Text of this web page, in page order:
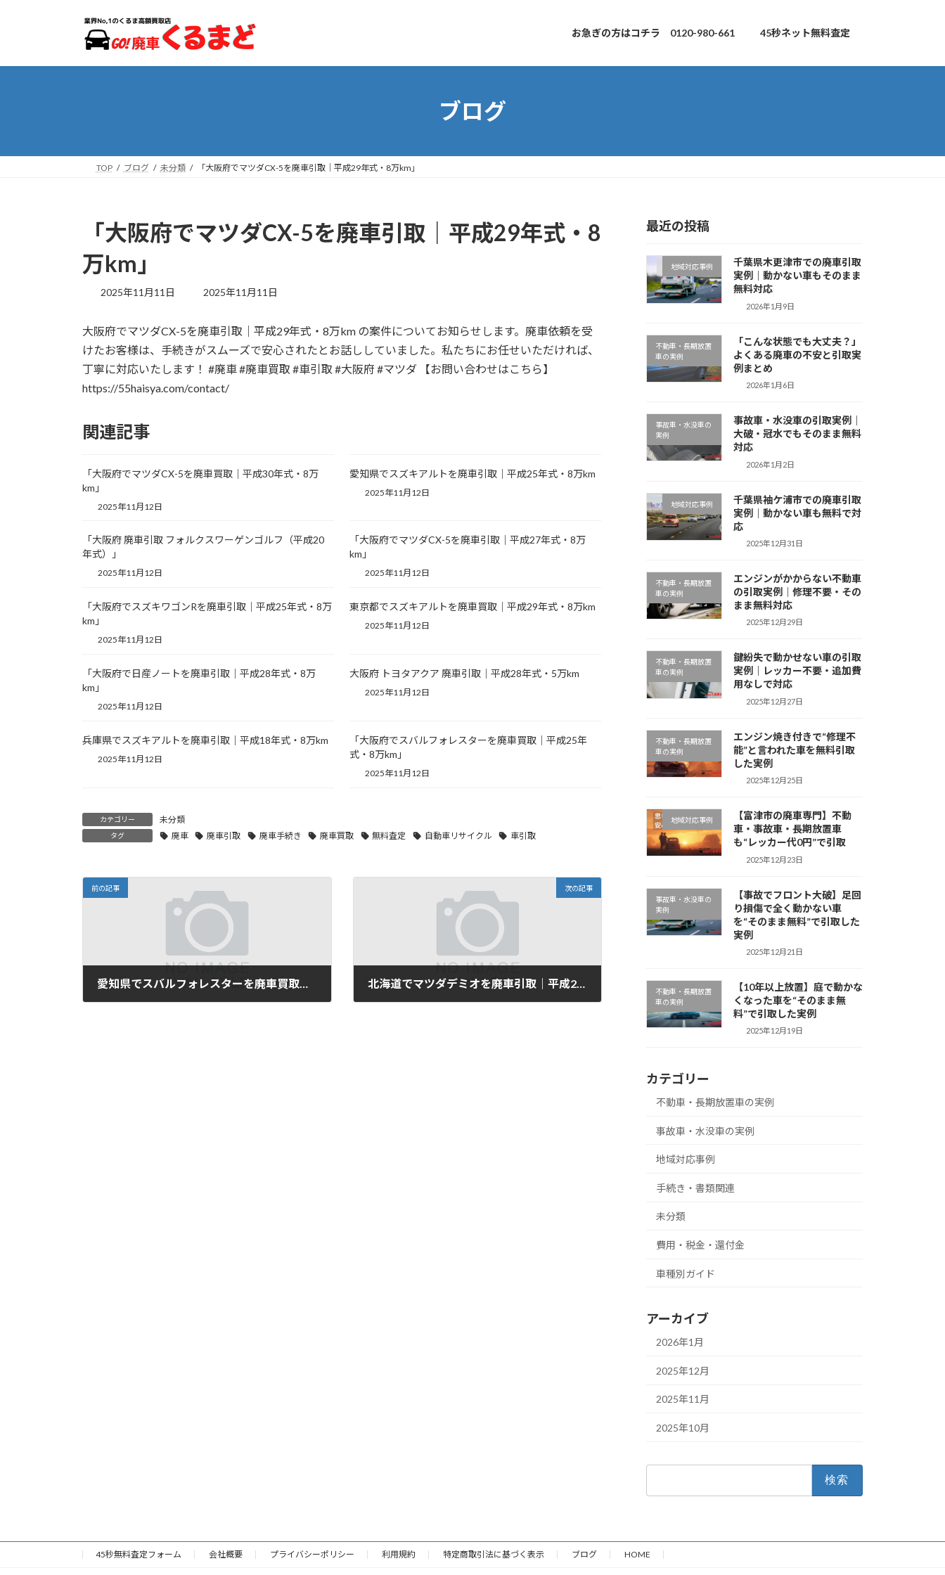
プ
動
お急ぎの方はコチラ 0120-980-661 45秒ネット無料査定
ブログ
TOP ブログ 未分類 「大阪府でマツダCX-5を廃車引取｜平成29年式・8万km」
「大阪府でマツダCX-5を廃車引取｜平成29年式・8
万km」
2025年11月11日
最
新
日
2025年11月11日
大阪府でマツダCX-5を廃車引取｜平成29年式・8万km の案件についてお知らせします。廃車依頼を受
けたお客様は、手続きがスムーズで安心されたとお話ししていました。私たちにお任せいただければ、
丁寧に対応いたします！ #廃車 #廃車買取 #車引取 #大阪府 #マツダ 【お問い合わせはこちら】
https://55haisya.com/contact/
関連記事
「大阪府でマツダCX-5を廃車買取｜平成30年式・8万
km」
2025年11月12日
愛知県でスズキアルトを廃車引取｜平成25年式・8万km
2025年11月12日
「大阪府 廃車引取 フォルクスワーゲンゴルフ（平成20
年式）」
2025年11月12日
「大阪府でマツダCX-5を廃車引取｜平成27年式・8万
km」
2025年11月12日
「大阪府でスズキワゴンRを廃車引取｜平成25年式・8万
km」
2025年11月12日
東京都でスズキアルトを廃車買取｜平成29年式・8万km
2025年11月12日
「大阪府で日産ノートを廃車引取｜平成28年式・8万
km」
2025年11月12日
大阪府 トヨタアクア 廃車引取｜平成28年式・5万km
2025年11月12日
兵庫県でスズキアルトを廃車引取｜平成18年式・8万km
2025年11月12日
「大阪府でスバルフォレスターを廃車買取｜平成25年
式・8万km」
2025年11月12日
カテゴリー 未分類
タグ 廃車 廃車引取 廃車手続き 廃車買取 無料査定 自動車リサイクル 車引取
前の記事
愛知県でスバルフォレスターを廃車買取｜走行10万km
次の記事
北海道でマツダデミオを廃車引取｜平成25年式・6万km
最近の投稿
地域対応事例
千葉県木更津市での廃車引取
実例｜動かない車もそのまま
無料対応
2026年1月9日
不動車・長期放置
車の実例
「こんな状態でも大丈夫？」
よくある廃車の不安と引取実
例まとめ
2026年1月6日
事故車・水没車の
実例
事故車・水没車の引取実例｜
大破・冠水でもそのまま無料
対応
2026年1月2日
地域対応事例
千葉県袖ケ浦市での廃車引取
実例｜動かない車も無料で対
応
2025年12月31日
不動車・長期放置
車の実例
エンジンがかからない不動車
の引取実例｜修理不要・その
まま無料対応
2025年12月29日
不動車・長期放置
車の実例
鍵紛失で動かせない車の引取
実例｜レッカー不要・追加費
用なしで対応
2025年12月27日
不動車・長期放置
車の実例
エンジン焼き付きで“修理不
能”と言われた車を無料引取
した実例
2025年12月25日
地域対応事例
【富津市の廃車専門】不動
車・事故車・長期放置車
も“レッカー代0円”で引取
2025年12月23日
事故車・水没車の
実例
【事故でフロント大破】足回
り損傷で全く動かない車
を“そのまま無料”で引取した
実例
2025年12月21日
不動車・長期放置
車の実例
【10年以上放置】庭で動かな
くなった車を“そのまま無
料”で引取した実例
2025年12月19日
カテゴリー
不動車・長期放置車の実例
事故車・水没車の実例
地域対応事例
手続き・書類関連
未分類
費用・税金・還付金
車種別ガイド
アーカイブ
2026年1月
2025年12月
2025年11月
2025年10月
45秒無料査定フォーム 会社概要 プライバシーポリシー 利用規約 特定商取引法に基づく表示 ブログ HOME